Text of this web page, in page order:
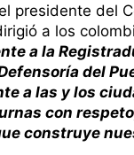
presidente del
a los
a la
del
a las y los
con
construye